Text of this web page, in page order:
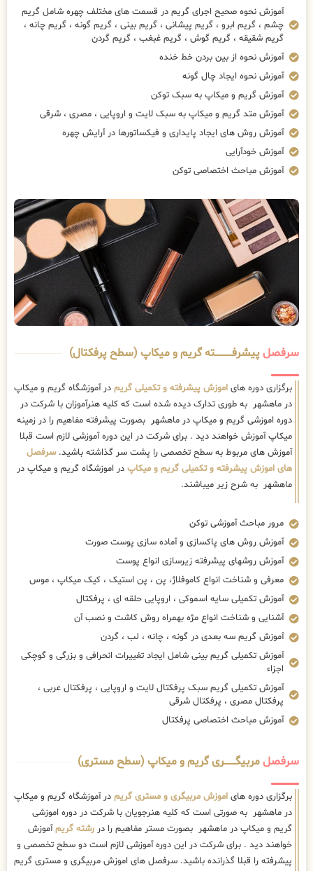
آموزش نحوه صحیح اجرای گریم در قسمت های مختلف چهره شامل گریم
چشم ، گریم ابرو ، گریم پیشانی ، گریم بینی ، گریم گونه ، گریم چانه ،
گریم شقیقه ، گریم گوش ، گریم غبغب ، گریم گردن
آموزش نحوه از بین بردن خط خنده
آموزش نحوه ایجاد چال گونه
آموزش گریم و میکاپ به سبک توکن
آموزش متد گریم و میکاپ به سبک لایت و اروپایی ، مصری ، شرقی
آموزش روش های ایجاد پایداری و فیکساتورها در آرایش چهره
آموزش خودآرایی
آموزش مباحث اختصاصی توکن
سرفصلپیشرفــــــــــــته گریم و میکاپ (سطح پرفکتال)
برگزاری دوره های اموزش پیشرفته و تکمیلی گریم در آموزشگاه گریم و میکاپ
در ماهشهر به طوری تدارک دیده شده است که کلیه هنرآموزان با شرکت در
دوره اموزشی گریم و میکاپ در ماهشهر بصورت پیشرفته مفاهیم را در زمینه
میکاپ آموزش خواهند دید . برای شرکت در این دوره آموزشی لازم است قبلا
آموزش های مربوط به سطح تخصصی را پشت سر گذاشته باشید.سرفصل
های اموزش پیشرفته و تکمیلی گریم و میکاپ در اموزشگاه گریم و میکاپ در
ماهشهر به شرح زیر میباشند.
مرور مباحث آموزشی توکن
آموزش روش های پاکسازی و آماده سازی پوست صورت
آموزش روشهای پیشرفته زیرسازی انواع پوست
معرفی و شناخت انواع کاموفلاژ، پن ، پن استیک ، کیک میکاپ ، موس
آموزش تکمیلی سایه اسموکی ، اروپایی حلقه ای ، پرفکتال
آشنایی و شناخت انواع مژه بهمراه روش کاشت و نصب آن
آموزش گریم سه بعدی در گونه ، چانه ، لب ، گردن
آموزش تکمیلی گریم بینی شامل ایجاد تغییرات انحرافی و بزرگی و گوچکی
اجزاء
آموزش تکمیلی گریم سبک پرفکتال لایت و اروپایی ، پرفکتال عربی ،
پرفکتال مصری ، پرفکتال شرقی
آموزش مباحث اختصاصی پرفکتال
سرفصلمربیگــــــــری گریم و میکاپ (سطح مستری)
برگزاری دوره های اموزش مربیگری و مستری گریم در آموزشگاه گریم و میکاپ
در ماهشهر به صورتی است که کلیه هنرجویان با شرکت در دوره اموزشی
گریم و میکاپ در ماهشهر بصورت مستر مفاهیم را در رشته گریمآموزش
خواهند دید . برای شرکت در این دوره آموزشی لازم است دو سطح تخصصی و
پیشرفته را قبلا گذرانده باشید. سرفصل های اموزش مربیگری و مستری گریم